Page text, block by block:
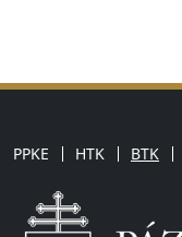
PPKE HTK BTK